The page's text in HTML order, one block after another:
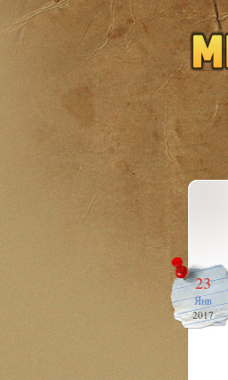
23
Янв
2017